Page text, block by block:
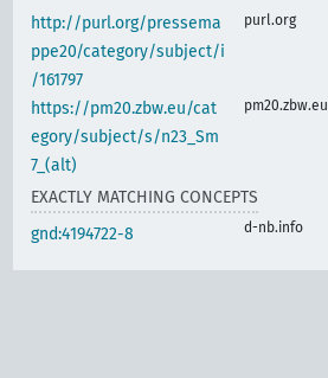
http://purl.org/pressema
ppe20/category/subject/i
/161797
purl.org
https://pm20.zbw.eu/cat
egory/subject/s/n23_Sm
7_(alt)
pm20.zbw.eu
EXACTLY MATCHING CONCEPTS
gnd:4194722-8
d-nb.info